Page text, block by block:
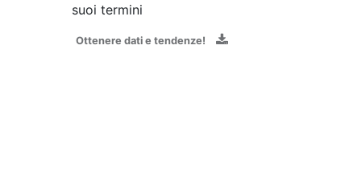
suoi termini
Ottenere dati e tendenze!